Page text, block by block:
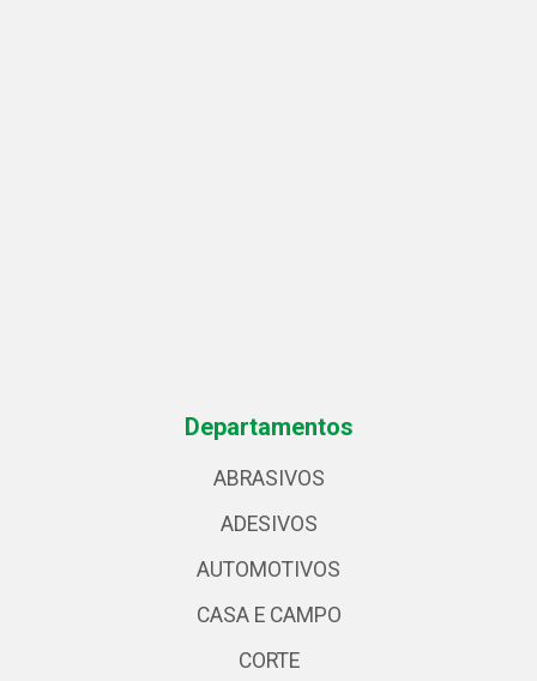
Departamentos
ABRASIVOS
ADESIVOS
AUTOMOTIVOS
CASA E CAMPO
CORTE